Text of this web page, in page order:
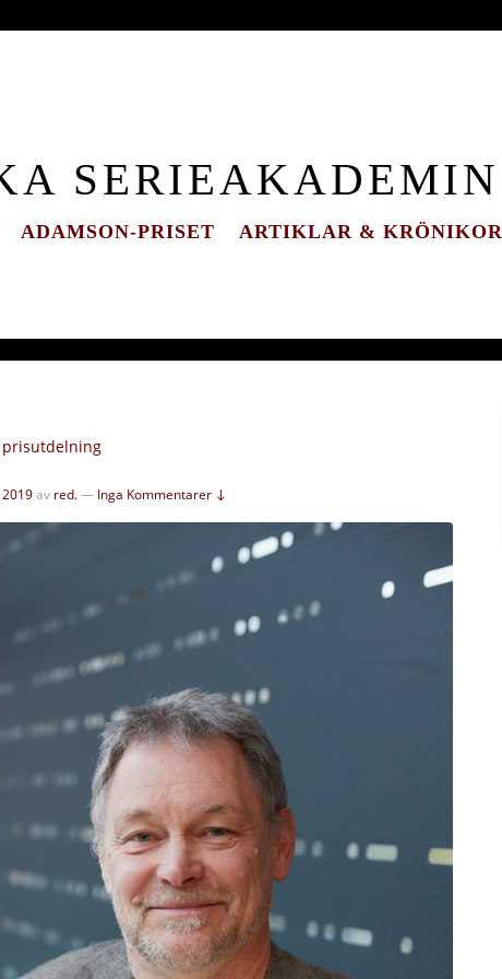
SERIEAKADEMIN
ADAMSON-PRISET ARTIKLAR & KRÖNIKOR
prisutdelning
av red.— Inga Kommentarer ↓